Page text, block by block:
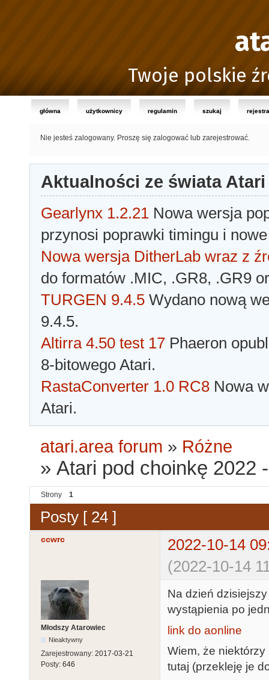
Twoje polskie
główna użytkownicy regulamin szukaj
Nie jesteś zalogowany. Proszę się zalogować lub zarejestrować.
Aktualności ze świata Atari
Gearlynx 1.2.21 Nowa wersja
przynosi poprawki timingu i
Nowa wersja DitherLab wraz z
do formatów .MIC, .GR8, .GR9
TURGEN 9.4.5 Wydano nową
9.4.5.
Altirra 4.50 test 17 Phaeron
8-bitowego Atari.
RastaConverter 1.0 RC8 Nowa
Atari.
atari.area forum » Różne
»Atari pod choinkę 2022
Strony 1
Posty [ 24 ]
ccwrc
2022-10-14
(2022-10-14
Młodszy Atarowiec
Nieaktywny
Zarejestrowany: 2017-03-21
Posty: 646
Na dzień
wystąpienia po
link do aonline
Wiem, że
tutaj (przekleję je